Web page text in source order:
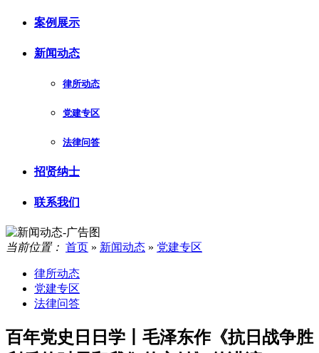
案例展示
新闻动态
律所动态
党建专区
法律问答
招贤纳士
联系我们
当前位置： 首页 » 新闻动态 » 党建专区
律所动态
党建专区
法律问答
百年党史日日学丨毛泽东作《抗日战争胜